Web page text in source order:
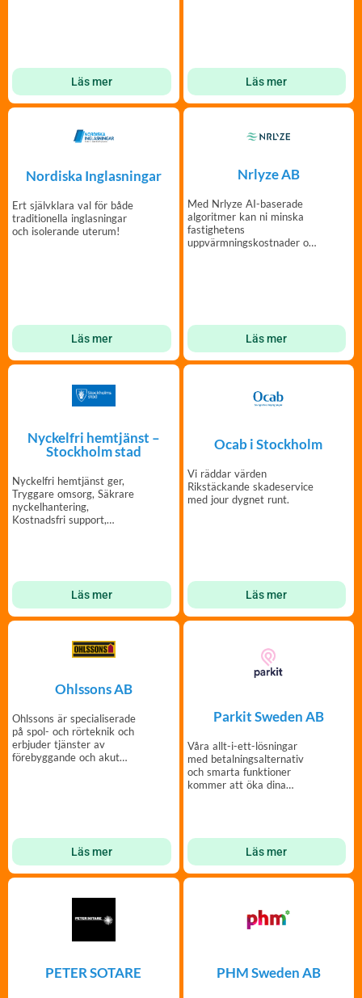
Läs mer Läs mer
Nordiska Inglasningar
Ert självklara val för både
traditionella inglasningar
och isolerande uterum!
Läs mer
Nrlyze AB
Med Nrlyze AI-baserade
algoritmer kan ni minska
fastighetens
uppvärmningskostnader och
Läs mer
Nyckelfri hemtjänst –
Stockholm stad
Nyckelfri hemtjänst ger,
Tryggare omsorg, Säkrare
nyckelhantering,
Kostnadsfri support,
Läs mer
Ocab i Stockholm
Vi räddar värden
Rikstäckande skadeservice
med jour dygnet runt.
Läs mer
Ohlssons AB
Ohlssons är specialiserade
på spol- och rörteknik och
erbjuder tjänster av
förebyggande och akut
Läs mer
Parkit Sweden AB
Våra allt-i-ett-lösningar
med betalningsalternativ
och smarta funktioner
kommer att öka dina
Läs mer
PETER SOTARE PHM Sweden AB